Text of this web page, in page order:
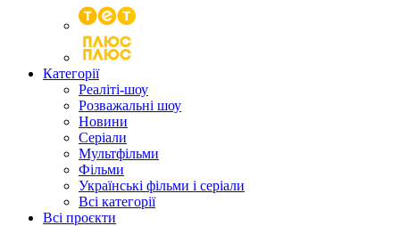
Категорії
Реаліті-шоу
Розважальні шоу
Новини
Серіали
Мультфільми
Фільми
Українські фільми і серіали
Всі категорії
Всі проєкти